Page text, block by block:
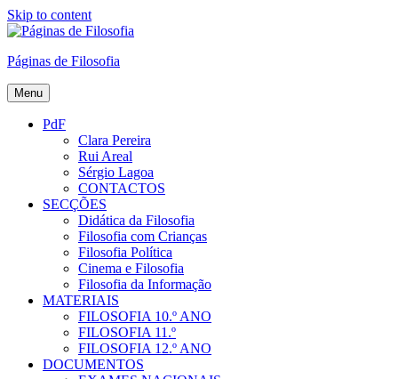
Skip to content
Páginas de Filosofia
Menu
PdF
Clara Pereira
Rui Areal
Sérgio Lagoa
CONTACTOS
SECÇÕES
Didática da Filosofia
Filosofia com Crianças
Filosofia Política
Cinema e Filosofia
Filosofia da Informação
MATERIAIS
FILOSOFIA 10.º ANO
FILOSOFIA 11.º
FILOSOFIA 12.º ANO
DOCUMENTOS